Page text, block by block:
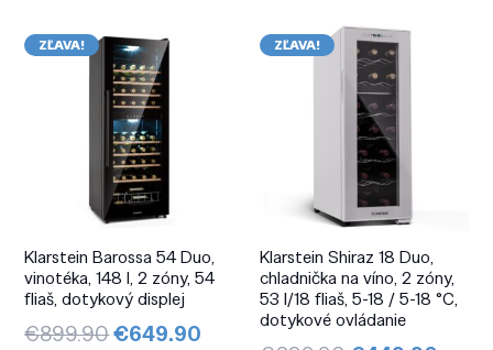
ZĽAVA!
Klarstein Barossa 54 Duo,
vinotéka, 148 l, 2 zóny, 54
fliaš, dotykový displej
€899.90Pôvodná
€649.90 Aktuálna
ZĽAVA!
Klarstein Shiraz 18 Duo,
chladnička na víno, 2 zóny,
53 l/18 fliaš, 5-18 / 5-18 °C,
dotykové ovládanie